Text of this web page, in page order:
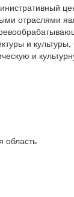
отраслями
и
и
область